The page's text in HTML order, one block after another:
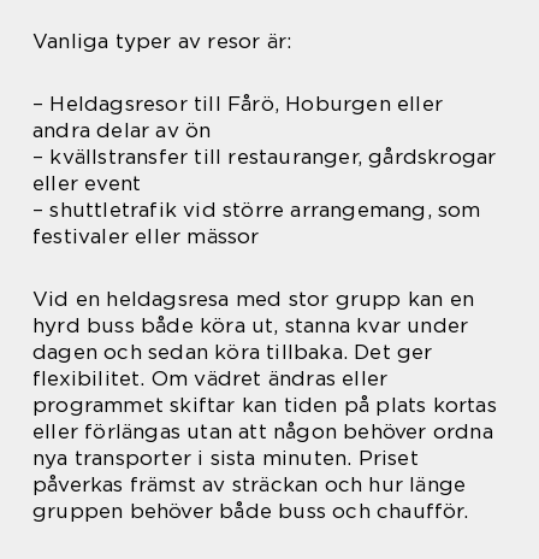
Vanliga typer av resor är:
– Heldagsresor till Fårö, Hoburgen eller
andra delar av ön
– kvällstransfer till restauranger, gårdskrogar
eller event
– shuttletrafik vid större arrangemang, som
festivaler eller mässor
Vid en heldagsresa med stor grupp kan en
hyrd buss både köra ut, stanna kvar under
dagen och sedan köra tillbaka. Det ger
flexibilitet. Om vädret ändras eller
programmet skiftar kan tiden på plats kortas
eller förlängas utan att någon behöver ordna
nya transporter i sista minuten. Priset
påverkas främst av sträckan och hur länge
gruppen behöver både buss och chaufför.